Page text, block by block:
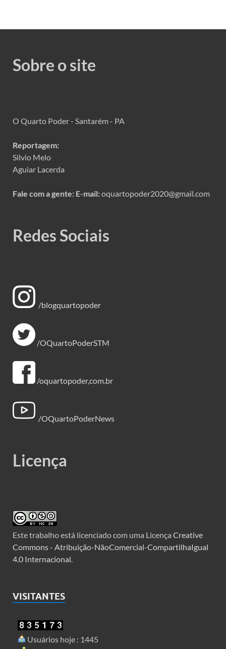
Sobre o site
O Quarto Poder - Santarém - PA
Reportagem:
Silvio Melo
Aguiar Lacerda
Fale com a gente: E-mail:oquartopoder2020@gmail.com
Redes Sociais
/blogquartopoder
/OQuartoPoderSTM
/oquartopoder,com.br
/OQuartoPoderNews
Licença
Este trabalho está licenciado com uma Licença Creative
Commons - Atribuição-NãoComercial-CompartilhaIgual
4.0 Internacional
VISITANTES
Usuários hoje : 1445